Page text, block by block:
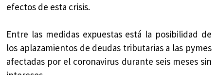
efectos de esta crisis.
Entre las medidas expuestas está la posibilidad de
los aplazamientos de deudas tributarias a las pymes
afectadas por el coronavirus durante seis meses sin